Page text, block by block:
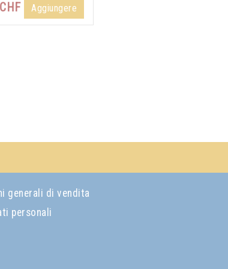
Aggiungere
generali di vendita
personali